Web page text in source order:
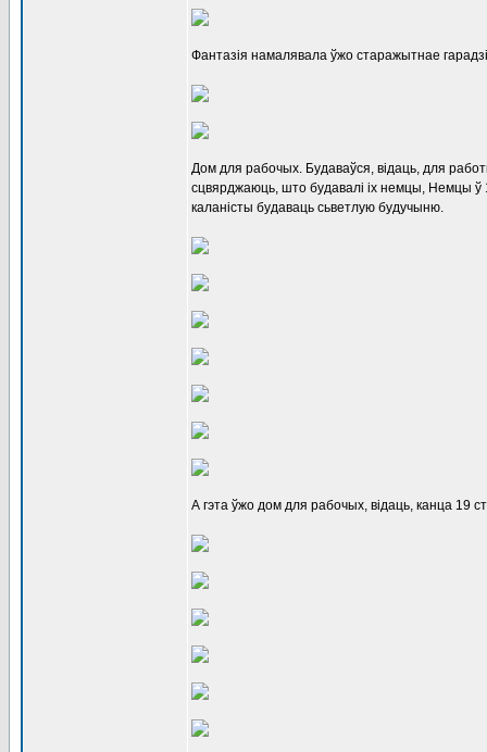
Фантазія намалявала ўжо старажытнае
Дом для рабочых. Будаваўся, відаць, для
сцвярджаюць, што будавалі іх немцы, Немцы ў
каланісты будаваць сьветлую будучыню.
А гэта ўжо дом для рабочых, відаць, канца 19